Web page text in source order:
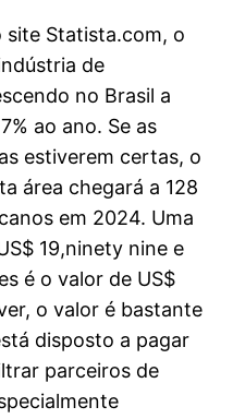
site Statista.com, o
de
no Brasil a
ao ano. Se as
estiverem certas, o
área chegará a 128
em 2024. Uma
19,ninety nine e
é o valor de US$
o valor é bastante
disposto a pagar
parceiros de